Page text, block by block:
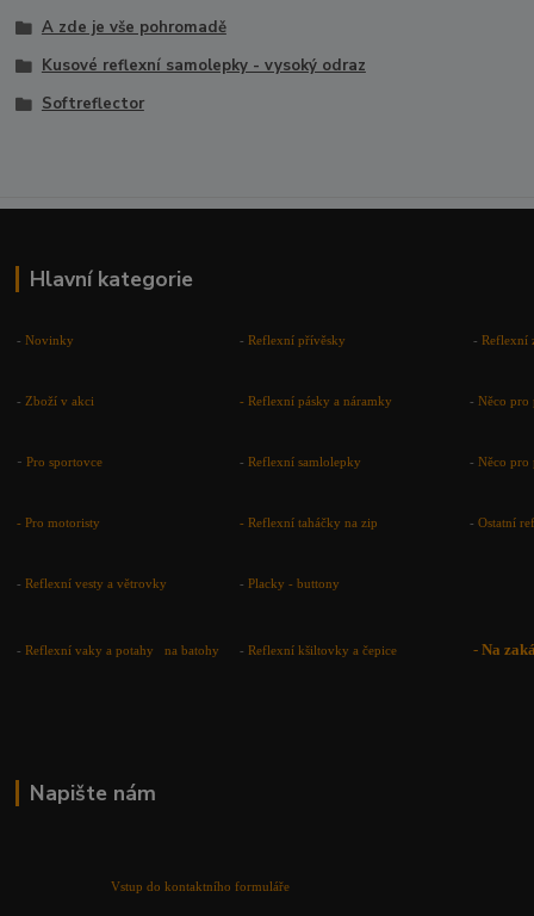
A zde je vše pohromadě
Kusové reflexní samolepky - vysoký odraz
Softreflector
Hlavní kategorie
-Novinky -Reflexní přívěsky -Reflexní
- Zboží v akci -Reflexní pásky a náramky -Něco pro
-Pro sportovce -Reflexní samlolepky -Něco pro
- Pro motoristy -Reflexní taháčky na zip -Ostatní
-Reflexní vesty a větrovky -Placky - buttony
-Reflexní vaky a potahy na batohy -Reflexní kšiltovky a čepice -Na
Napište nám
Vstup do kontaktního formuláře